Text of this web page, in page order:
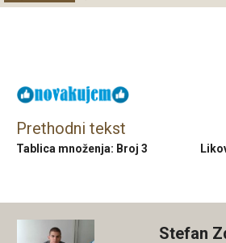
Prethodni tekst
Tablica množenja: Broj 3
Stefan